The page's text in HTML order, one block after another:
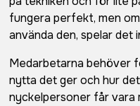
fungera perfekt, men
använda den, spelar det
Medarbetarna behöver
nytta det ger och hur
nyckelpersoner får vara